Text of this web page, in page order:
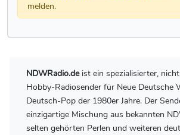
melden.
NDWRadio.deist ein spezialisierter,
Hobby-Radiosender für Neue Deutsche
Deutsch-Pop der 1980er Jahre. Der
einzigartige Mischung aus bekannten
selten gehörten Perlen und weiteren